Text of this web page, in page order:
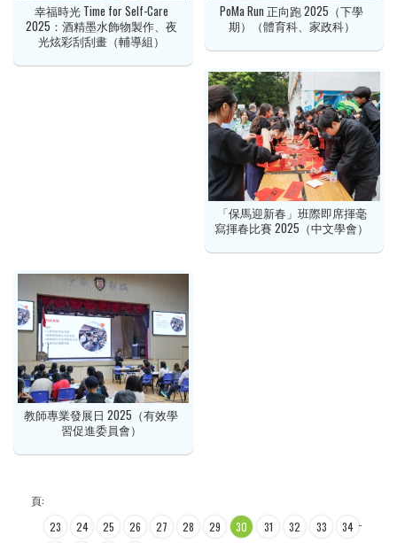
幸福時光 Time for Self-Care
2025：酒精墨水飾物製作、夜
光炫彩刮刮畫（輔導組）
PoMa Run 正向跑 2025（下學
期）（體育科、家政科）
「保馬迎新春」班際即席揮毫
寫揮春比賽 2025（中文學會）
教師專業發展日 2025（有效學
習促進委員會）
頁:
…
23 24 25 26 27 28 29 30 31 32 33 34